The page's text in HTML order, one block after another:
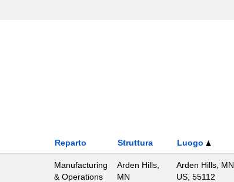
Reparto Struttura Luogo
Manufacturing
& Operations
Arden Hills,
MN
Arden Hills, MN,
US, 55112